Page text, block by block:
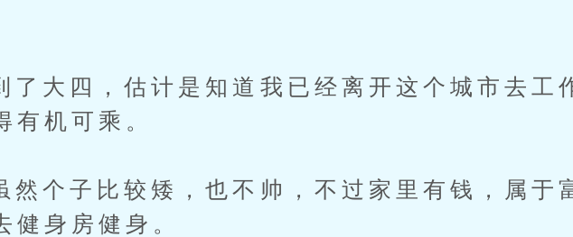
四，估计是知道我已经离开这个城市去工
有机可乘。
子比较矮，也不帅，不过家里有钱，属于
健身房健身。